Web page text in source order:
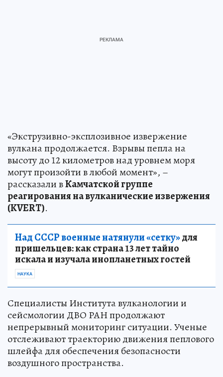
«Экструзивно-эксплозивное извержение
вулкана продолжается. Взрывы пепла на
высоту до 12 километров над уровнем моря
могут произойти в любой момент», –
рассказали вКамчатской группе
реагирования на вулканические извержения
(KVERT).
Над СССР военные натянули «сетку»для
пришельцев: как страна 13 лет тайно
искала и изучала инопланетных гостей
НАУКА
Специалисты Института вулканологии и
сейсмологии ДВО РАН продолжают
непрерывный мониторинг ситуации. Ученые
отслеживают траекторию движения пеплового
шлейфа для обеспечения безопасности
воздушного пространства.